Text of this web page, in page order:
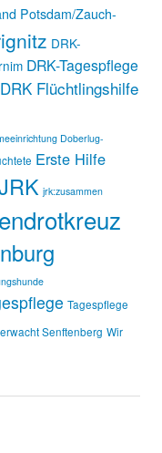
Potsdam/Zauch-
DRK-
DRK-Tagespflege
DRK Flüchtlingshilfe
Doberlug-
Erste Hilfe
jrk:zusammen
Tagespflege
Senftenberg Wir